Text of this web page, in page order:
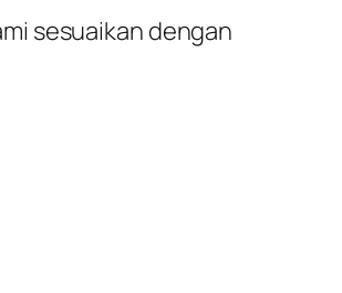
sesuaikan dengan